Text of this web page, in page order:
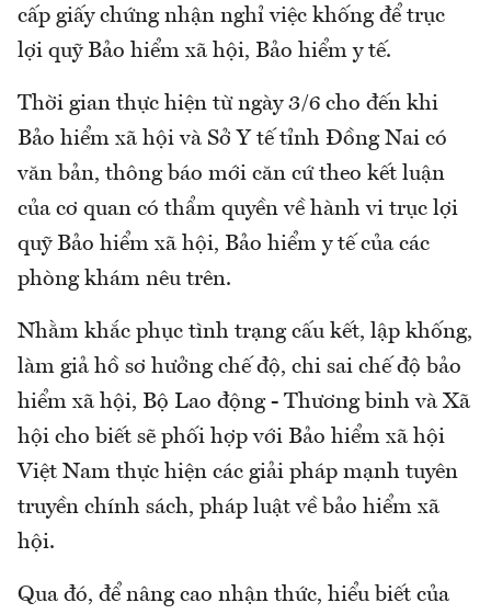
cấp giấy chứng nhận nghỉ việc khống để trục
lợi quỹ Bảo hiểm xã hội, Bảo hiểm y tế.
Thời gian thực hiện từ ngày 3/6 cho đến khi
Bảo hiểm xã hội và Sở Y tế tỉnh Đồng Nai có
văn bản, thông báo mới căn cứ theo kết luận
của cơ quan có thẩm quyền về hành vi trục lợi
quỹ Bảo hiểm xã hội, Bảo hiểm y tế của các
phòng khám nêu trên.
Nhằm khắc phục tình trạng cấu kết, lập khống,
làm giả hồ sơ hưởng chế độ, chi sai chế độ bảo
hiểm xã hội, Bộ Lao động - Thương binh và Xã
hội cho biết sẽ phối hợp với Bảo hiểm xã hội
Việt Nam thực hiện các giải pháp mạnh tuyên
truyền chính sách, pháp luật về bảo hiểm xã
hội.
Qua đó, để nâng cao nhận thức, hiểu biết của